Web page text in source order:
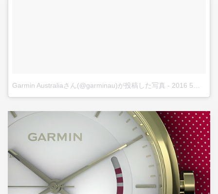
Garmin Australiaさん(@garminau)が投稿した写真 - 2016 5月 4 1:10午前 PDT